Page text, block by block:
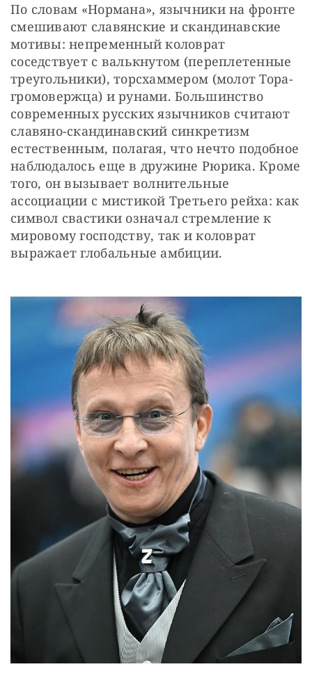
По словам «Нормана», язычники на фронте
смешивают славянские и скандинавские
мотивы: непременный коловрат
соседствует с валькнутом (переплетенные
треугольники), торсхаммером (молот Тора-
громовержца) и рунами. Большинство
современных русских язычников считают
славяно-скандинавский синкретизм
естественным, полагая, что нечто подобное
наблюдалось еще в дружине Рюрика. Кроме
того, он вызывает волнительные
ассоциации с мистикой Третьего рейха: как
символ свастики означал стремление к
мировому господству, так и коловрат
выражает глобальные амбиции.